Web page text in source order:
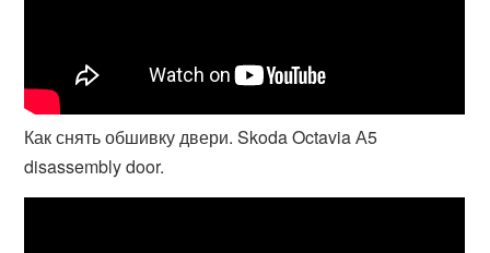
Как снять обшивку двери. Skoda Octavia А5
disassembly door.